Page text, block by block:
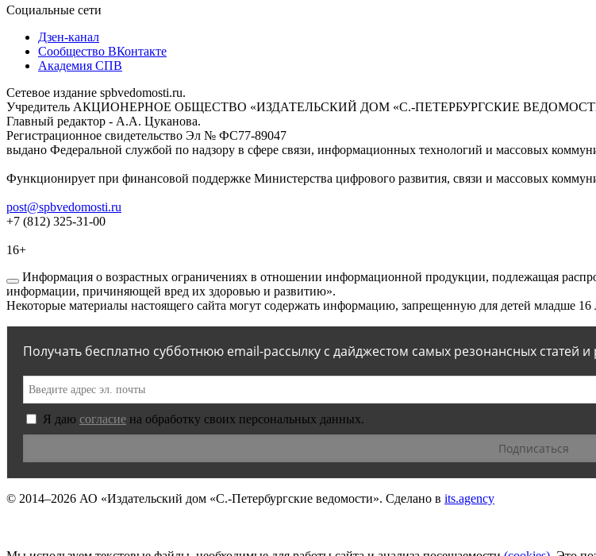
Социальные сети
Дзен-канал
Сообщество ВКонтакте
Академия СПВ
Сетевое издание spbvedomosti.ru.
Учредитель АКЦИОНЕРНОЕ ОБЩЕСТВО «ИЗДАТЕЛЬСКИЙ ДОМ «С.-ПЕТЕРБУРГСКИЕ
Главный редактор - А.А. Цуканова.
Регистрационное свидетельство Эл № ФС77-89047
выдано Федеральной службой по надзору в сфере связи, информационных технологий и массовых
Функционирует при финансовой поддержке Министерства цифрового развития, связи и массовых
post@spbvedomosti.ru
+7 (812) 325-31-00
16+
Информация о возрастных ограничениях в отношении информационной продукции, подлежащая
информации, причиняющей вред их здоровью и развитию».
Некоторые материалы настоящего сайта могут содержать информацию, запрещенную для детей младше 16
Получать бесплатно субботнюю email-рассылку с дайджестом самых резонансных статей и
Я даю согласие на обработку своих персональных данных.
© 2014–2026 АО «Издательский дом «С.-Петербургские ведомости». Сделано в its.agency